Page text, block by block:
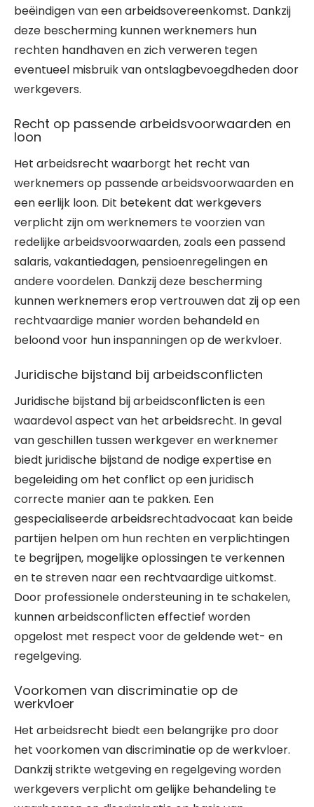
beëindigen van een arbeidsovereenkomst. Dankzij
deze bescherming kunnen werknemers hun
rechten handhaven en zich verweren tegen
eventueel misbruik van ontslagbevoegdheden door
werkgevers.
Recht op passende arbeidsvoorwaarden en
loon
Het arbeidsrecht waarborgt het recht van
werknemers op passende arbeidsvoorwaarden en
een eerlijk loon. Dit betekent dat werkgevers
verplicht zijn om werknemers te voorzien van
redelijke arbeidsvoorwaarden, zoals een passend
salaris, vakantiedagen, pensioenregelingen en
andere voordelen. Dankzij deze bescherming
kunnen werknemers erop vertrouwen dat zij op een
rechtvaardige manier worden behandeld en
beloond voor hun inspanningen op de werkvloer.
Juridische bijstand bij arbeidsconflicten
Juridische bijstand bij arbeidsconflicten is een
waardevol aspect van het arbeidsrecht. In geval
van geschillen tussen werkgever en werknemer
biedt juridische bijstand de nodige expertise en
begeleiding om het conflict op een juridisch
correcte manier aan te pakken. Een
gespecialiseerde arbeidsrechtadvocaat kan beide
partijen helpen om hun rechten en verplichtingen
te begrijpen, mogelijke oplossingen te verkennen
en te streven naar een rechtvaardige uitkomst.
Door professionele ondersteuning in te schakelen,
kunnen arbeidsconflicten effectief worden
opgelost met respect voor de geldende wet- en
regelgeving.
Voorkomen van discriminatie op de
werkvloer
Het arbeidsrecht biedt een belangrijke pro door
het voorkomen van discriminatie op de werkvloer.
Dankzij strikte wetgeving en regelgeving worden
werkgevers verplicht om gelijke behandeling te